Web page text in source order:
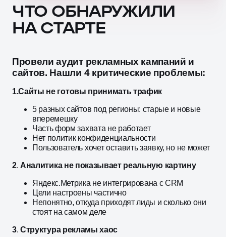
ЧТО ОБНАРУЖИЛИ
НА СТАРТЕ
Провели аудит рекламных кампаний и
сайтов. Нашли 4 критические проблемы:
1.Сайты не готовы принимать трафик
5 разных сайтов под регионы: старые и новые
вперемешку
Часть форм захвата не работает
Нет политик конфиденциальности
Пользователь хочет оставить заявку, но не может
2. Аналитика не показывает реальную картину
Яндекс.Метрика не интегрирована с CRM
Цели настроены частично
Непонятно, откуда приходят лиды и сколько они
стоят на самом деле
3.Структура рекламы хаос